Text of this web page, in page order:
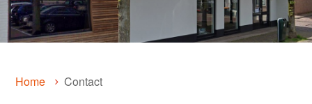
to
the
main
Home Contact